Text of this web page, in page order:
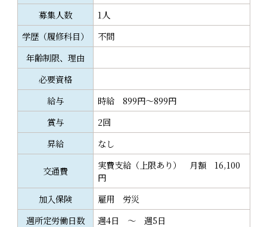
募集人数
1人
学歴（履修科目）
不問
年齢制限、理由
必要資格
給与
時給 899円～899円
賞与
2回
昇給
なし
交通費
実費支給（上限あり） 月額 16,100
円
加入保険
雇用 労災
週所定労働日数
週4日 ～ 週5日